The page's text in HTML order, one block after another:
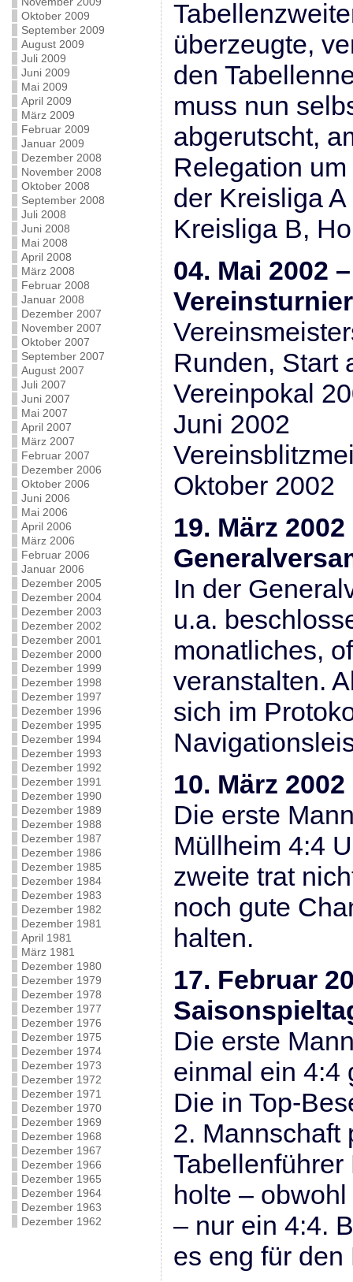
Oktober 2009
September 2009
August 2009
Juli 2009
Juni 2009
Mai 2009
April 2009
März 2009
Februar 2009
Januar 2009
Dezember 2008
November 2008
Oktober 2008
September 2008
Juli 2008
Juni 2008
Mai 2008
April 2008
März 2008
Februar 2008
Januar 2008
Dezember 2007
November 2007
Oktober 2007
September 2007
August 2007
Juli 2007
Juni 2007
Mai 2007
April 2007
März 2007
Februar 2007
Dezember 2006
Oktober 2006
Juni 2006
Mai 2006
April 2006
März 2006
Februar 2006
Januar 2006
Dezember 2005
Dezember 2004
Dezember 2003
Dezember 2002
Dezember 2001
Dezember 2000
Dezember 1999
Dezember 1998
Dezember 1997
Dezember 1996
Dezember 1995
Dezember 1994
Dezember 1993
Dezember 1992
Dezember 1991
Dezember 1990
Dezember 1989
Dezember 1988
Dezember 1987
Dezember 1986
Dezember 1985
Dezember 1984
Dezember 1983
Dezember 1982
Dezember 1981
April 1981
März 1981
Dezember 1980
Dezember 1979
Dezember 1978
Dezember 1977
Dezember 1976
Dezember 1975
Dezember 1974
Dezember 1973
Dezember 1972
Dezember 1971
Dezember 1970
Dezember 1969
Dezember 1968
Dezember 1967
Dezember 1966
Dezember 1965
Dezember 1964
Dezember 1963
Dezember 1962
überzeugte,
den
muss nun
abgerutscht,
Relegation
der Kreisliga
Kreisliga B,
04. Mai 2002
Runden, Start
Vereinpokal
Juni 2002
Oktober 2002
19. März 2002
In der
u.a.
monatliches,
veranstalten.
sich im
10. März
Die erste
Müllheim 4:4
zweite trat
noch gute
halten.
17. Februar
Die erste
einmal ein 4:4
Die in Top-
2. Mannschaft
holte –
– nur ein 4:4.
es eng für